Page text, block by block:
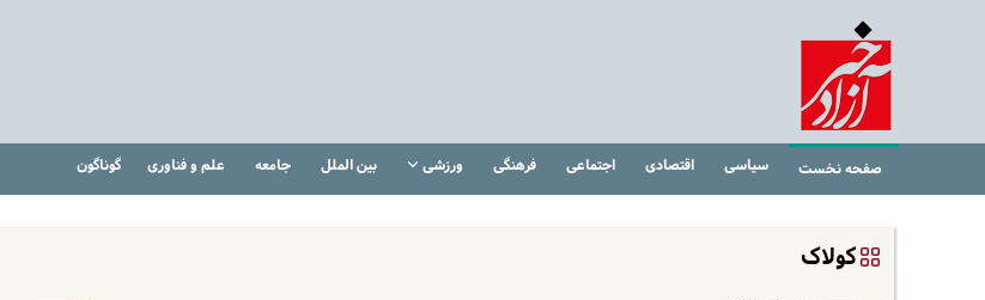
صفحه نخست سیاسی اقتصادی اجتماعی فرهنگی ورزشی بین الملل جامعه علم و فناوری گوناگون
کولاک